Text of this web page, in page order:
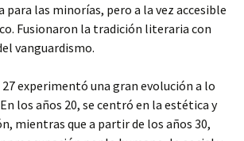
las minorías, pero a la vez accesible
Fusionaron la tradición literaria con
vanguardismo.
27 experimentó una gran evolución a lo
los años 20, se centró en la estética y
mientras que a partir de los años 30,